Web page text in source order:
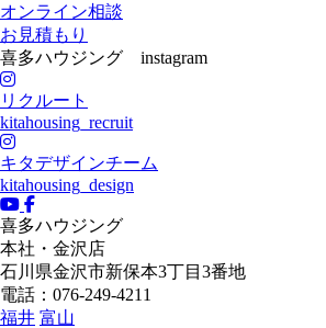
オンライン相談
お見積もり
喜多ハウジング instagram
リクルート
kitahousing_recruit
キタデザインチーム
kitahousing_design
喜多ハウジング
本社・金沢店
石川県金沢市新保本3丁目3番地
電話：076-249-4211
福井 富山